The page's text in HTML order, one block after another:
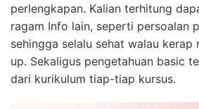
perlengkapan. Kalian terhitung
ragam Info lain, seperti persoalan
sehingga selalu sehat walau kerap
up. Sekaligus pengetahuan basic
dari kurikulum tiap-tiap kursus.